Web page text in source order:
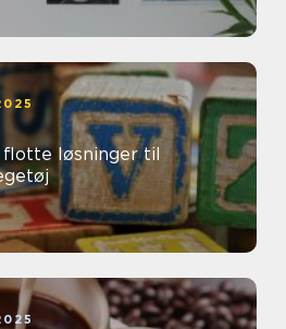
løsninger til